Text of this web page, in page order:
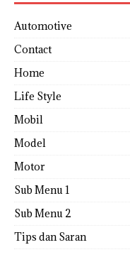
Automotive
Contact
Home
Life Style
Mobil
Model
Motor
Sub Menu 1
Sub Menu 2
Tips dan Saran